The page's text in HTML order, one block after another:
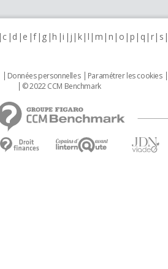
c d e f g h i j k l m n o p q r s
Données personnelles Paramétrer les cookies
© 2022 CCM Benchmark